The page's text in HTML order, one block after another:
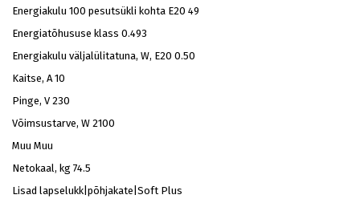
Energiakulu 100 pesutsükli kohta E20 49
Energiatõhususe klass 0.493
Energiakulu väljalülitatuna, W, E20 0.50
Kaitse, A 10
Pinge, V 230
Võimsustarve, W 2100
Muu Muu
Netokaal, kg 74.5
Lisad lapselukk|põhjakate|Soft Plus